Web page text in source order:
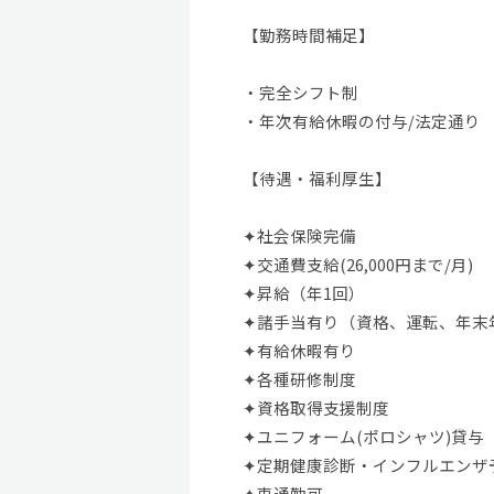
【勤務時間補足】
・完全シフト制
・年次有給休暇の付与/法定通り
【待遇・福利厚生】
✦社会保険完備
✦交通費支給(26,000円まで/月)
✦昇給（年1回）
✦諸手当有り（資格、運転、年末
✦有給休暇有り
✦各種研修制度
✦資格取得支援制度
✦ユニフォーム(ポロシャツ)貸与
✦定期健康診断・インフルエンザ